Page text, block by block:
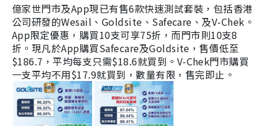
億家世門市及App現已有售6款快速測試套裝，包括香港
公司研發的Wesail、Goldsite、Safecare、及V-Chek。
App限定優惠，購買10支可享75折，而門市則10支8
折。現凡於App購買Safecare及Goldsite，售價低至
$186.7，平均每支只需$18.6就買到。V-Chek門市購買
一支平均不用$17.9就買到，數量有限，售完即止。